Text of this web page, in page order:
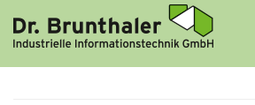
STARTSEITE»RLTS